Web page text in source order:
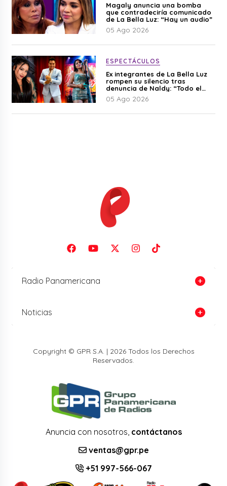
Magaly anuncia una bomba
que contradeciría comunicado
de La Bella Luz: “Hay un audio”
05 Ago 2026
ESPECTÁCULOS
Ex integrantes de La Bella Luz
rompen su silencio tras
denuncia de Naldy: “Todo el
mundo lo sabía”
05 Ago 2026
Radio Panamericana
Noticias
Copyright © GPR S.A. | 2026 Todos los Derechos
Reservados.
Anuncia con nosotros, contáctanos
ventas@gpr.pe
+51 997-566-067